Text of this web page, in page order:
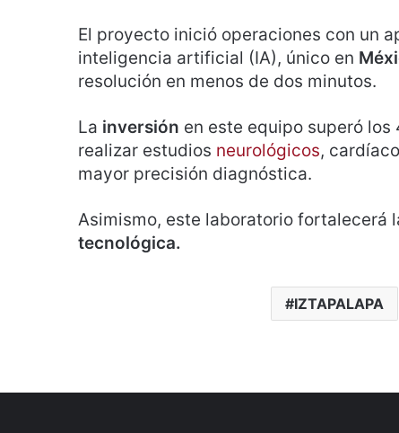
El proyecto inició operaciones con un
inteligencia artificial (IA), único en
resolución en menos de dos minutos.
La inversión en este equipo superó
realizar estudios neurológicos,
mayor precisión diagnóstica.
Asimismo, este laboratorio fortalecerá
tecnológica.
IZTAPALAPA